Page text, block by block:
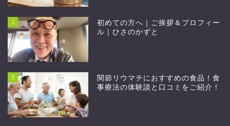
2
初めての方へ｜ご挨拶＆プロフィー
ル｜ひさのかずと
3
関節リウマチにおすすめの食品！食
事療法の体験談と口コミをご紹介！